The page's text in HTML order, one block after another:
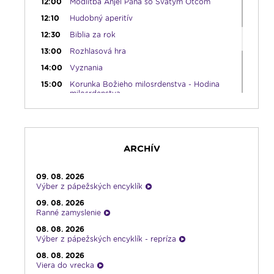
12:10
Hudobný aperitív
12:30
Biblia za rok
13:00
Rozhlasová hra
14:00
Vyznania
15:00
Korunka Božieho milosrdenstva - Hodina
milosrdenstva
15:30
Svetlo nádeje
16:00
Piesne na želanie
19:00
Slávnostný ruženec
19:30
Kresťanské noviny
19:45
Rádio Vatikán - SK
20:00
Vešpery zo Spišskej Kapituly
20:30
Karmel
22:00
V sile slova
ARCHÍV
09. 08. 2026
Výber z pápežských encyklík
09. 08. 2026
Ranné zamyslenie
08. 08. 2026
Výber z pápežských encyklík - repríza
08. 08. 2026
Viera do vrecka